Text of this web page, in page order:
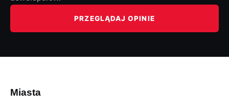
PRZEGLĄDAJ OPINIE
Miasta